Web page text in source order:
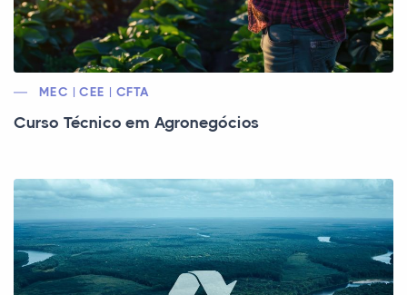
MEC | CEE | CFTA
Curso Técnico em Agronegócios